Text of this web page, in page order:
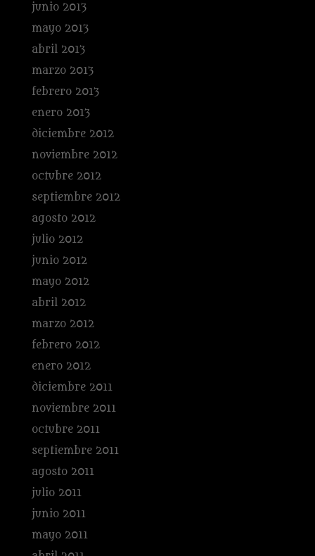
junio 2013
mayo 2013
abril 2013
marzo 2013
febrero 2013
enero 2013
diciembre 2012
noviembre 2012
octubre 2012
septiembre 2012
agosto 2012
julio 2012
junio 2012
mayo 2012
abril 2012
marzo 2012
febrero 2012
enero 2012
diciembre 2011
noviembre 2011
octubre 2011
septiembre 2011
agosto 2011
julio 2011
junio 2011
mayo 2011